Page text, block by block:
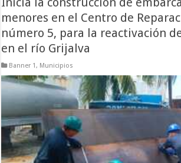
menores en el Centro de
número 5, para la reactivación
en el río Grijalva
Banner 1, Municipios